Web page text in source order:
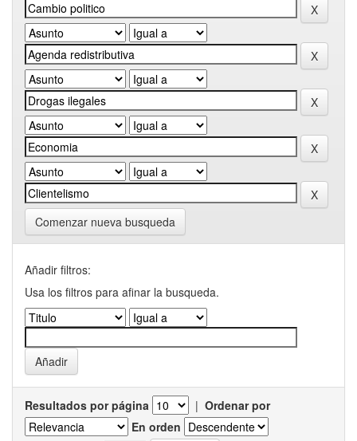
Comenzar nueva busqueda
Añadir filtros:
Usa los filtros para afinar la busqueda.
Resultados por página | Ordenar por
En orden